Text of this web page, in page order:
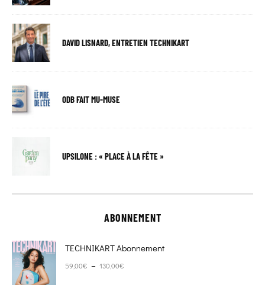
DAVID LISNARD, ENTRETIEN TECHNIKART
ODB FAIT MU-MUSE
UPSILONE : « PLACE À LA FÊTE »
ABONNEMENT
TECHNIKART Abonnement
59,00€ – 130,00€